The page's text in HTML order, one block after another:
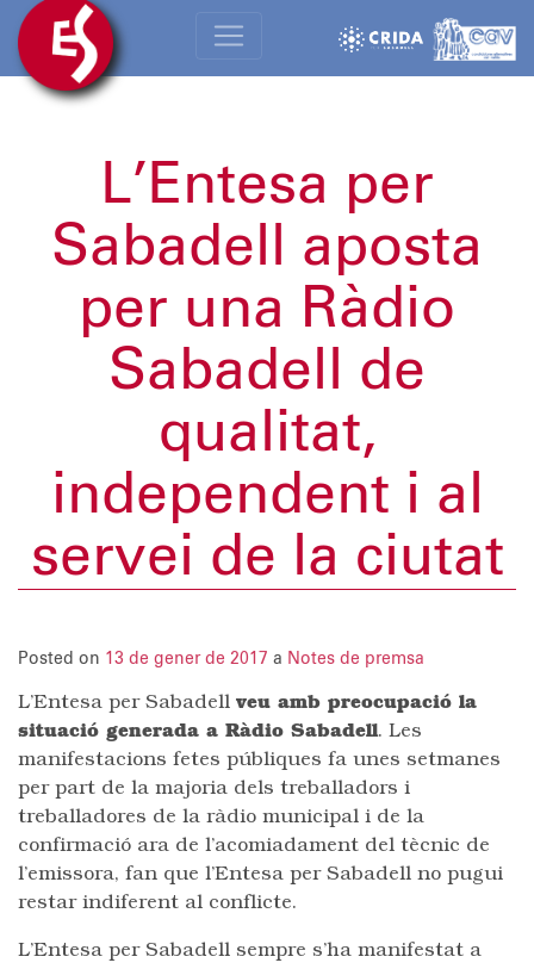
L’Entesa per
Sabadell aposta
per una Ràdio
Sabadell de
qualitat,
independent i al
servei de la ciutat
Posted on 13 de gener de 2017 a Notes de premsa
L’Entesa per Sabadell veu amb preocupació la
situació generada a Ràdio Sabadell. Les
manifestacions fetes públiques fa unes setmanes
per part de la majoria dels treballadors i
treballadores de la ràdio municipal i de la
confirmació ara de l’acomiadament del tècnic de
l’emissora, fan que l’Entesa per Sabadell no pugui
restar indiferent al conflicte.
L’Entesa per Sabadell sempre s’ha manifestat a